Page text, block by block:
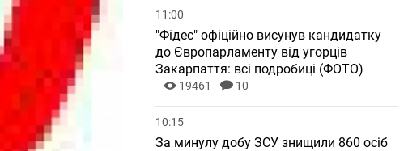
11:00
"Фідес" офіційно висунув кандидатку
до Європарламенту від угорців
Закарпаття: всі подробиці (ФОТО)
19461 10
10:15
За минулу добу ЗСУ знищили 860 осіб